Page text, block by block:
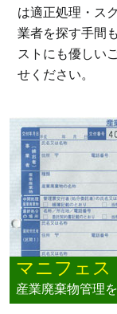
は適正処理・ス
業者を探す手間
ストにも優しい
せください。
マニフェス
産業廃棄物管理